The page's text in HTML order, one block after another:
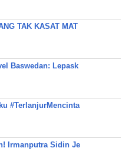
TAK KASAT MAT
Baswedan: Lepask
#TerlanjurMencinta
Irmanputra Sidin Je